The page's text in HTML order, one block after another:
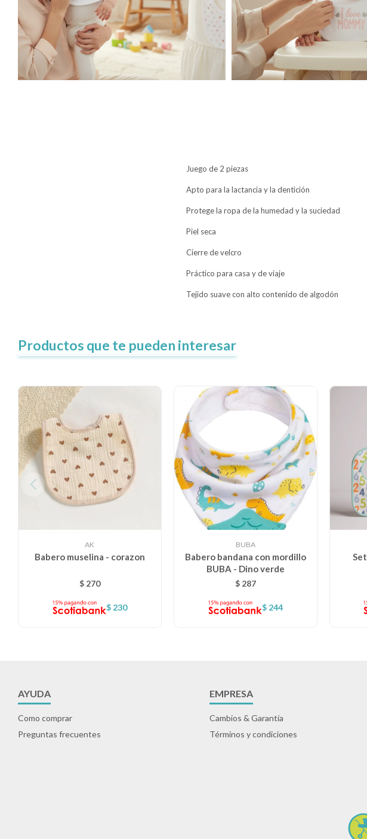
Juego de 2 piezas
Apto para la lactancia y la dentición
Protege la ropa de la humedad y la suciedad
Piel seca
Cierre de velcro
Práctico para casa y de viaje
Tejido suave con alto contenido de algodón
Productos que te pueden interesar
AK
Babero muselina - corazon
$ 270
$ 230
BUBA
Babero bandana con mordillo
BUBA - Dino verde
$ 287
$ 244
AYUDA
Como comprar
Preguntas frecuentes
EMPRESA
Cambios & Garantía
Términos y condiciones